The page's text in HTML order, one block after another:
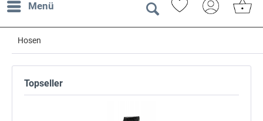
Menü
Hosen
Topseller